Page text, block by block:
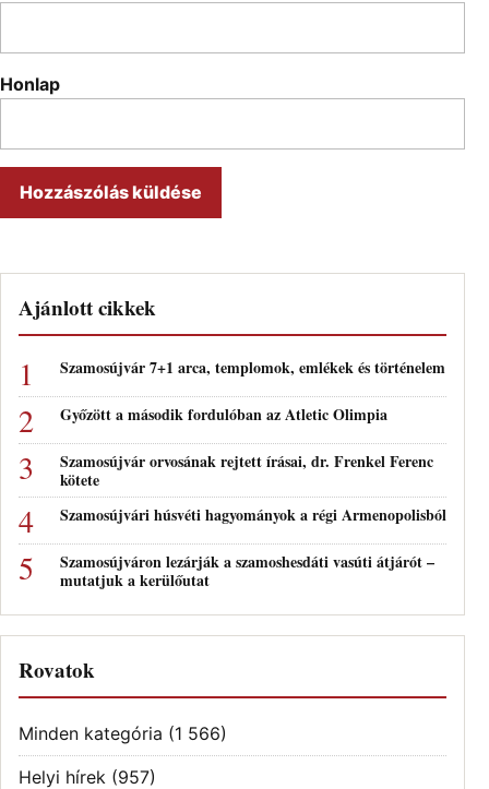
Honlap
Ajánlott cikkek
Szamosújvár 7+1 arca, templomok, emlékek és történelem
Győzött a második fordulóban az Atletic Olimpia
Szamosújvár orvosának rejtett írásai, dr. Frenkel Ferenc
kötete
Szamosújvári húsvéti hagyományok a régi Armenopolisból
Szamosújváron lezárják a szamoshesdáti vasúti átjárót –
mutatjuk a kerülőutat
Rovatok
Minden kategória (1 566)
Helyi hírek (957)